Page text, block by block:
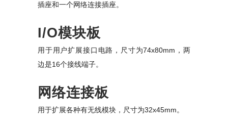
插座和一个网络连接插座。
I/O模块板
用于用户扩展接口电路，尺寸为74x80mm，两
边是16个接线端子。
网络连接板
用于扩展各种有无线模块，尺寸为32x45mm。